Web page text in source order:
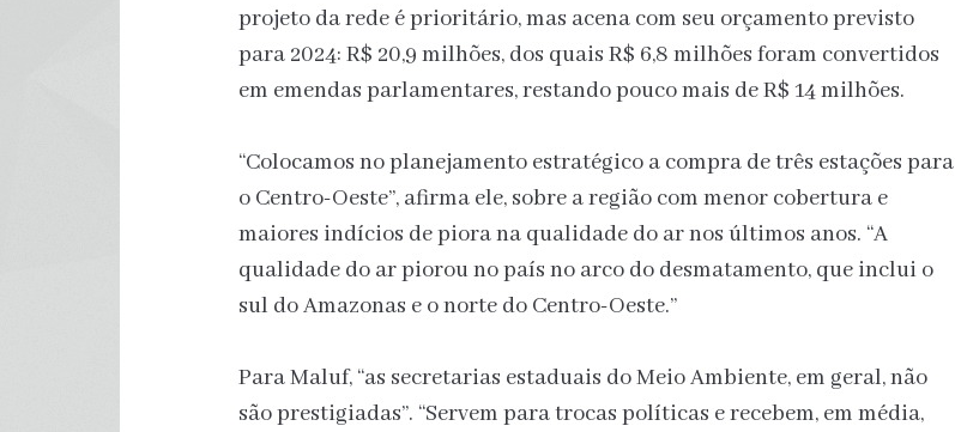
projeto da rede é prioritário, mas acena com seu orçamento previsto
para 2024: R$ 20,9 milhões, dos quais R$ 6,8 milhões foram convertidos
em emendas parlamentares, restando pouco mais de R$ 14 milhões.
“Colocamos no planejamento estratégico a compra de três estações para
o Centro-Oeste”, afirma ele, sobre a região com menor cobertura e
maiores indícios de piora na qualidade do ar nos últimos anos. “A
qualidade do ar piorou no país no arco do desmatamento, que inclui o
sul do Amazonas e o norte do Centro-Oeste.”
Para Maluf, “as secretarias estaduais do Meio Ambiente, em geral, não
são prestigiadas”. “Servem para trocas políticas e recebem, em média,